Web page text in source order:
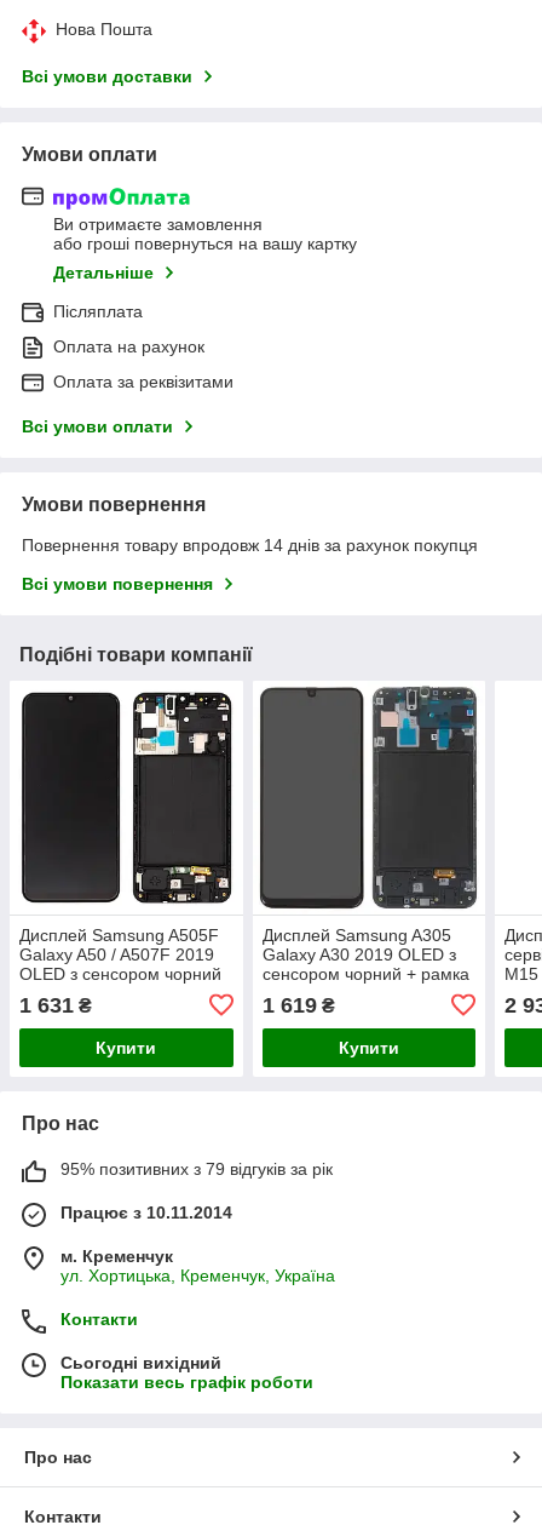
Нова Пошта
Всі умови доставки
Умови оплати
Ви отримаєте замовлення
або гроші повернуться на вашу картку
Детальніше
Післяплата
Оплата на рахунок
Оплата за реквізитами
Всі умови оплати
Умови повернення
Повернення товару впродовж 14 днів за рахунок покупця
Всі умови повернення
Подібні товари компанії
Дисплей Samsung A505F
Galaxy A50 / A507F 2019
OLED з сенсором чорний
1 631 ₴
Купити
Дисплей Samsung A305
Galaxy A30 2019 OLED з
сенсором чорний + рамка
1 619₴
Купити
2
Про нас
95% позитивних з 79 відгуків за рік
Працює з 10.11.2014
м. Кременчук
ул. Хортицька, Кременчук, Україна
Контакти
Сьогодні вихідний
Показати весь графік роботи
Про нас
Контакти